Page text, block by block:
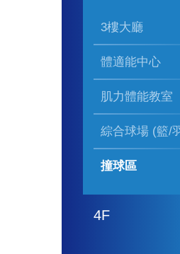
3樓大廳
體適能中心
肌力體能教室
綜合球場 (籃/
撞球區
4F